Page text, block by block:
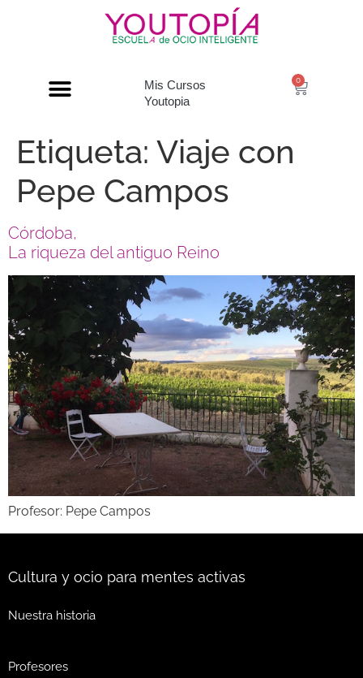
Mis Cursos
Youtopia
0
Etiqueta: Viaje con
Pepe Campos
Córdoba,
La riqueza del antiguo Reino
Profesor: Pepe Campos
Cultura y ocio para mentes activas
Nuestra historia
Profesores